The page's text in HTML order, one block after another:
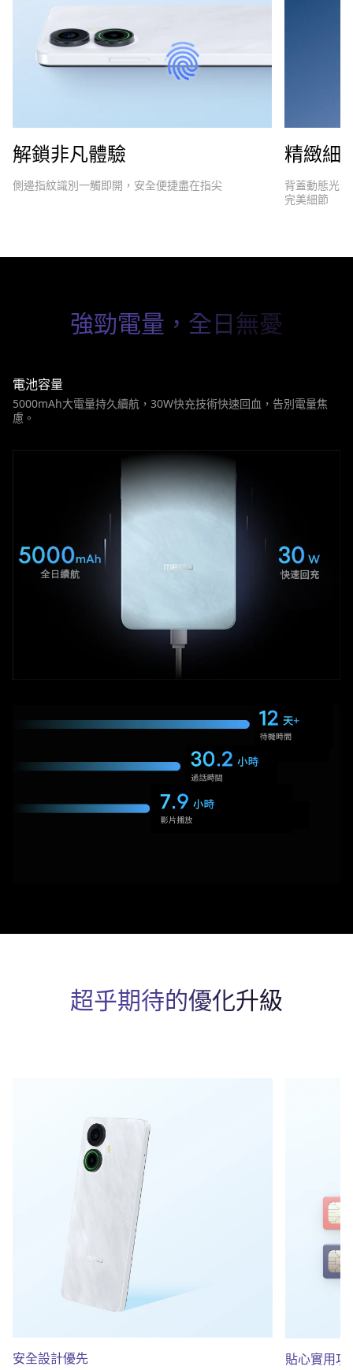
解鎖非凡體驗
側邊指紋識別一觸即開，安全便捷盡在指尖
精緻細
背蓋動態光
完美細節
強勁電量，全日無憂
電池容量
5000mAh大電量持久續航，30W快充技術快速回血，告別電量焦
慮。
超乎期待的優化升級
安全設計優先 貼心實用功